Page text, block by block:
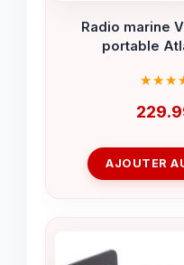
Radio marine
portable
AJOUTER